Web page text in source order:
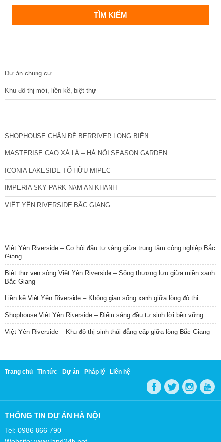
Dự án chung cư
Khu đô thị mới, liền kề, biệt thự
SHOPHOUSE CHÂN ĐẾ BERRIVER LONG BIÊN
MASTERISE CAO XÀ LÁ – HÀ NỘI SEASON GARDEN
ICONIA LAKESIDE TỐ HỮU MIPEC
IMPERIA SKY PARK NAM AN KHÁNH
VIỆT YÊN RIVERSIDE BẮC GIANG
Việt Yên Riverside – Cơ hội đầu tư vàng giữa trung tâm công nghiệp Bắc
Giang
Biệt thự ven sông Việt Yên Riverside – Sống thượng lưu giữa miền xanh
Bắc Giang
Liền kề Việt Yên Riverside – Không gian sống xanh giữa lòng đô thị
Shophouse Việt Yên Riverside – Điểm sáng đầu tư sinh lời bền vững
Việt Yên Riverside – Khu đô thị sinh thái đẳng cấp giữa lòng Bắc Giang
Trang chủ Tin tức Dự án Pháp lý Liên hệ
THÔNG TIN DỰ ÁN HÀ NỘI
Tel: 0986 866 790